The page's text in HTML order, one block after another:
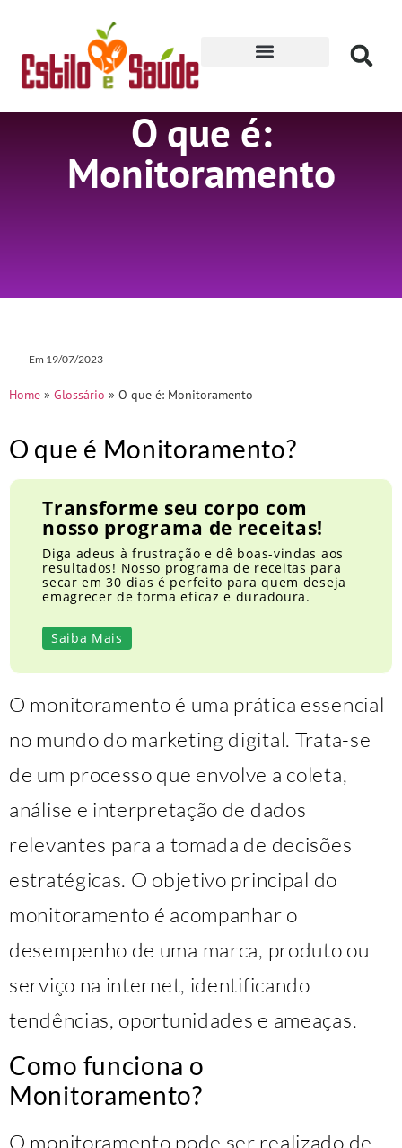
O que é:
Monitoramento
Em 19/07/2023
Home » Glossário » O que é: Monitoramento
O que é Monitoramento?
Transforme seu corpo com
nosso programa de receitas!
Diga adeus à frustração e dê boas-vindas aos
resultados! Nosso programa de receitas para
secar em 30 dias é perfeito para quem deseja
emagrecer de forma eficaz e duradoura.
Saiba Mais
O monitoramento é uma prática essencial
no mundo do marketing digital. Trata-se
de um processo que envolve a coleta,
análise e interpretação de dados
relevantes para a tomada de decisões
estratégicas. O objetivo principal do
monitoramento é acompanhar o
desempenho de uma marca, produto ou
serviço na internet, identificando
tendências, oportunidades e ameaças.
Como funciona o
Monitoramento?
O monitoramento pode ser realizado de